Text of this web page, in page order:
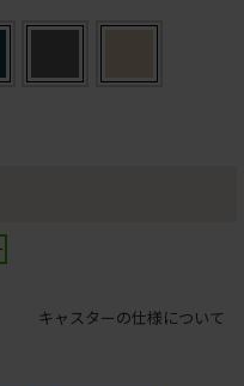
キャスターの仕様について